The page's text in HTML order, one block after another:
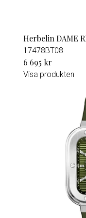
Herbelin DAME
17478BT08
6 695 kr
Visa produkten